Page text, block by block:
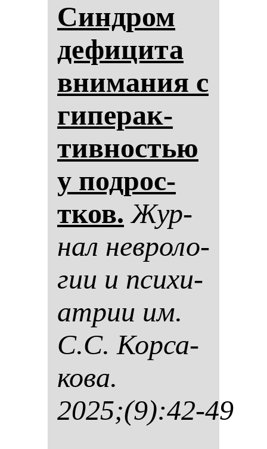
Син­дром
де­фи­ци­та
вни­ма­ния с
ги­пе­рак­
тив­нос­тью
у под­рос­
тков. Жур­
нал нев­ро­ло­
гии и пси­хи­
ат­рии им.
С.С. Кор­са­
ко­ва.
2025;(9):42-49